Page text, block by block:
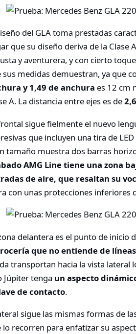
del GLA toma prestadas
que su diseño deriva de la
y aventurera, y con cierto
sus medidas demuestran, ya que
y 1,49 de anchura es 12 cm
A. La distancia entre ejes es de
sigue fielmente el nuevo
que incluyen una tira de
tamaño muestra dos barras
AMG Line tiene una zona
de aire, que resaltan su
con unas protecciones inferiores
delantera es el punto de inicio
que no entiende de
transportan hacia la vista lateral
Júpiter tenga un aspecto
de contacto.
sigue las mismas formas de
lo recorren para enfatizar su